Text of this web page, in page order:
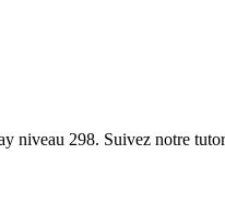
niveau 298. Suivez notre